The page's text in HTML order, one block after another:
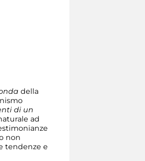
della
di un
ad
non
tendenze e